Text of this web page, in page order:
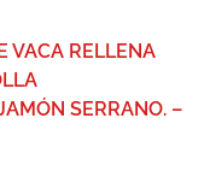
VACA RELLENA
SERRANO. –